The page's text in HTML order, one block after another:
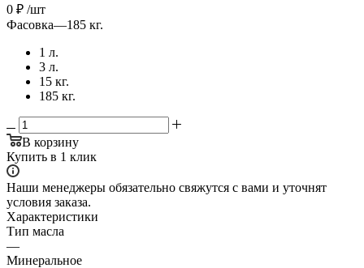
0 ₽ /шт
Фасовка—185 кг.
1 л.
3 л.
15 кг.
185 кг.
В корзину
Купить в 1 клик
Наши менеджеры обязательно свяжутся с вами и уточнят
условия заказа.
Характеристики
Тип масла
—
Минеральное